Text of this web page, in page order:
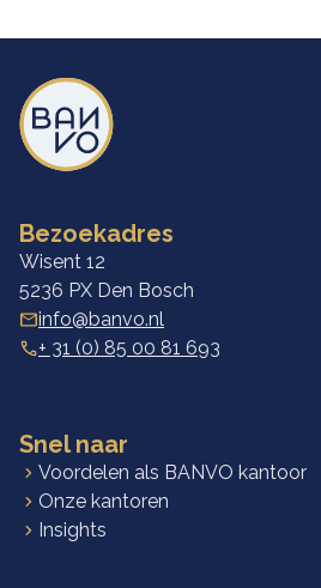
Ga naar de homepagina
Bezoekadres
Wisent 12
5236 PX Den Bosch
info@banvo.nl
+ 31 (0) 85 00 81 693
Snel naar
Voordelen als BANVO kantoor
Onze kantoren
Insights